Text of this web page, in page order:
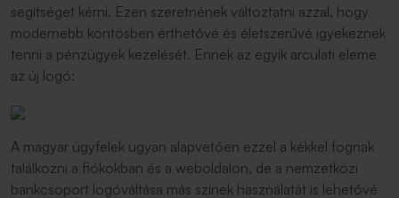
segítséget kérni. Ezen szeretnének változtatni azzal, hogy
modernebb köntösben érthetővé és életszerűvé igyekeznek
tenni a pénzügyek kezelését. Ennek az egyik arculati eleme
az új logó:
A magyar ügyfelek ugyan alapvetően ezzel a kékkel fognak
találkozni a fiókokban és a weboldalon, de a nemzetközi
bankcsoport logóváltása más színek használatát is lehetővé